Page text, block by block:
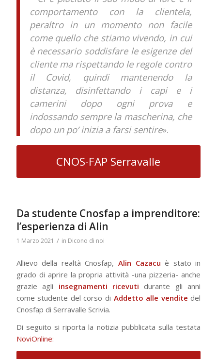
comportamento con la clientela,
peraltro in un momento non facile
come quello che stiamo vivendo, in cui
è necessario soddisfare le esigenze del
cliente ma rispettando le regole contro
il Covid, quindi mantenendo la
distanza, disinfettando i capi e i
camerini dopo ogni prova e
indossando sempre la mascherina, che
dopo un po’ inizia a farsi sentire».
CNOS-FAP Serravalle
Da studente Cnosfap a imprenditore:
l’esperienza di Alin
1 Marzo 2021 / in Dicono di noi
Allievo della realtà Cnosfap, Alin Cazacu è stato in
grado di aprire la propria attività -una pizzeria- anche
grazie agli insegnamenti ricevuti durante gli anni
come studente del corso di Addetto alle vendite del
Cnosfap di Serravalle Scrivia.
Di seguito si riporta la notizia pubblicata sulla testata
NoviOnline: